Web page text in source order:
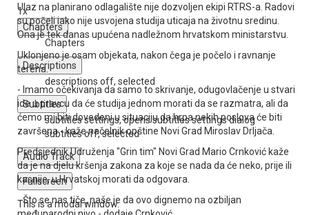
1x
Chapters
Chapters
Descriptions
descriptions off, selected
Subtitles
subtitles settings, opens subtitles settings dialog
subtitles off, selected
Audio Track
Fullscreen
This is a modal window.
Ulaz na planirano odlagalište nije dozvoljen ekipi RTRS-a. Radovi
su počeli iako nije usvojena studija uticaja na životnu sredinu.
Ona je tek danas upućena nadležnom hrvatskom ministarstvu.
Uklonjeno je osam objekata, nakon čega je počelo i ravnanje
terena.
- Imamo očekivanja da samo to skrivanje, odugovlačenje u stvari
ide u pravcu da će studija jednom morati da se razmatra, ali da
ćemo mi biti dovedeni u situaciju da hrpa nekih poslova će biti
završena - kaže načelnik opštine Novi Grad Miroslav Drljača.
Predsjednik Udruženja "Grin tim" Novi Grad Mario Crnković kaže
da je na djelu kršenja zakona za koje se nada da će neko, prije ili
kasnije, u Hrvatskoj morati da odgovara.
- Što se nas tiče, naše je da ovo dignemo na ozbiljan